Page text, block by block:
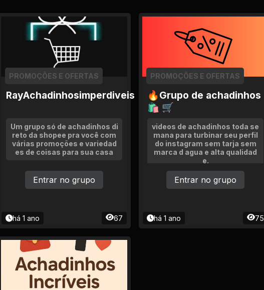
RayAchadinhosimperdiveis
PROMOÇÕES E OFERTAS
Um grupo só de achadinhos di
reto da shopee pra você com
várias promoções e variedad
es de coisas para sua casa
há 1 ano 67
Entrar no grupo
🔥Grupo de achadinhos
🛍 🛒
PROMOÇÕES E OFERTAS
videos de achadinhos toda se
mana para turbinar seu perfil
do instagram sem tarja sem
marca d agua e alta qualidad
e.
há 1 ano 75
Entrar no grupo